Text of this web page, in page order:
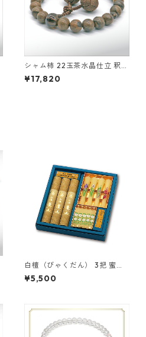
シャム柿 22玉茶水晶仕立 釈迦
凡天
¥17,820
白檀（びゃくだん） 3把 蜜蝋
絵ローソローソク （9本）セッ
ト
¥5,500